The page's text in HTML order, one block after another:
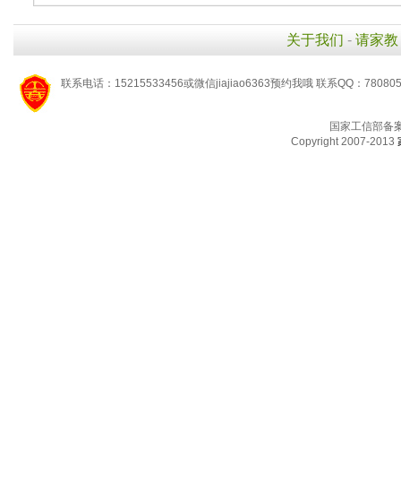
关于我们 - 请家教
联系电话：15215533456或微信jiajiao6363预约我哦 联系QQ：
国家工信部备
Copyright 2007-2013